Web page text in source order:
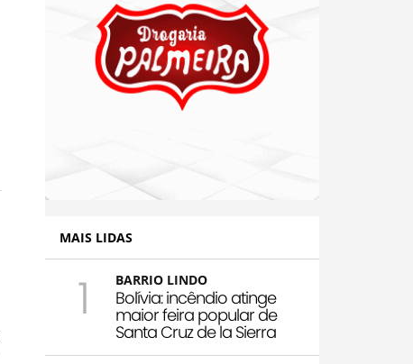
MAIS LIDAS
1 BARRIO LINDO
Bolívia: incêndio atinge
maior feira popular de
Santa Cruz de la Sierra